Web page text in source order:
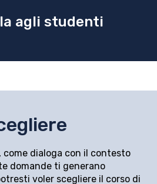
agli studenti
come dialoga con il contesto
domande ti generano
voler scegliere il corso di